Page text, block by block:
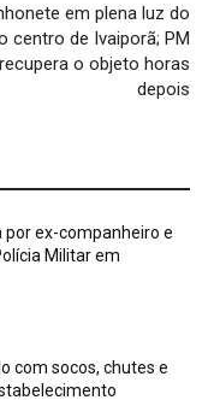
em plena luz do
centro de Ivaiporã; PM
recupera o objeto horas
depois
por ex-companheiro e
Militar em
com socos, chutes e